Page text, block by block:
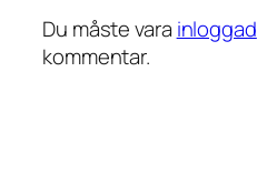
Du måste vara inloggad
kommentar.